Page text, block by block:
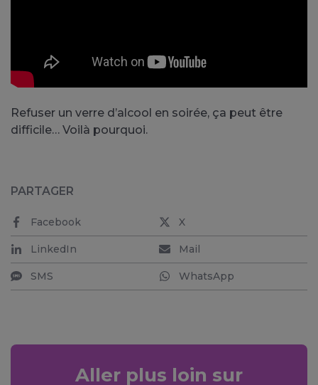
Refuser un verre d’alcool en soirée, ça peut être
difficile… Voilà pourquoi.
PARTAGER
Facebook X
LinkedIn Mail
SMS WhatsApp
Aller plus loin sur